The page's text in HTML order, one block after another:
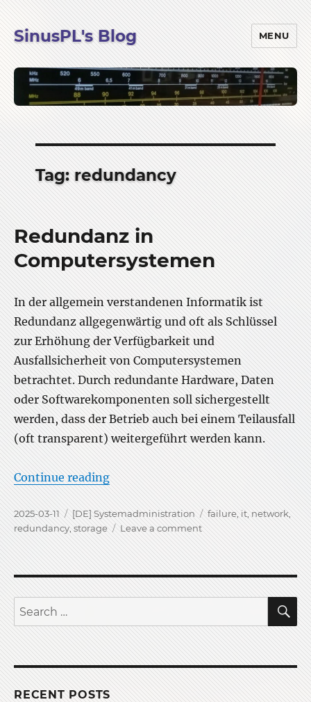
SinusPL's Blog MENU
Tag:redundancy
Redundanz in
Computersystemen
In der allgemein verstandenen Informatik ist
Redundanz allgegenwärtig und oft als Schlüssel
zur Erhöhung der Verfügbarkeit und
Ausfallsicherheit von Computersystemen
betrachtet. Durch redundante Hardware, Daten
oder Softwarekomponenten soll sichergestellt
werden, dass der Betrieb auch bei einem Teilausfall
(oft transparent) weitergeführt werden kann.
Continue reading“Redundanz in Computersystemen”
Posted
on
2025-03-11 Categories
[DE] Systemadministration Tags
failure ,it,network
redundancy storage Leave a commenton
Redundanz
in
Computersystemen
Search
for:
RECENT POSTS